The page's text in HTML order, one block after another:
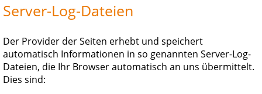
Server-Log-Dateien
Der Provider der Seiten erhebt und speichert
automatisch Informationen in so genannten Server-Log-
Dateien, die Ihr Browser automatisch an uns übermittelt.
Dies sind: